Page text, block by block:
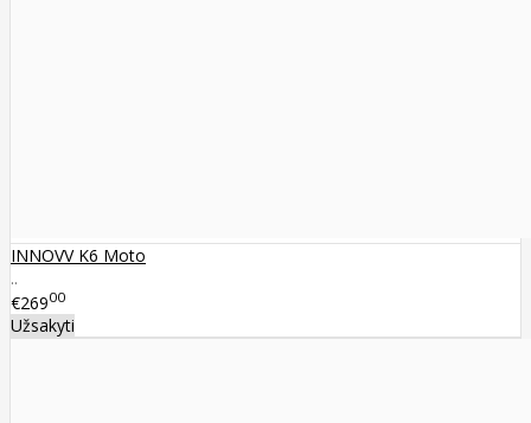
INNOVV K6 Moto
..
€26900
Užsakyti